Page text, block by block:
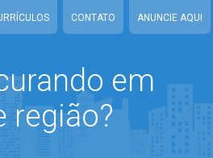
CONTATO ANUNCIE AQUI
em
região?